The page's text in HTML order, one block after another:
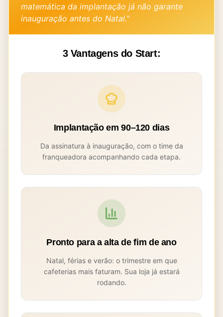
matemática da implantação já não garante
inauguração antes do Natal."
3 Vantagens do Start:
Implantação em 90–120 dias
Da assinatura à inauguração, com o time da
franqueadora acompanhando cada etapa.
Pronto para a alta de fim de ano
Natal, férias e verão: o trimestre em que
cafeterias mais faturam. Sua loja já estará
rodando.